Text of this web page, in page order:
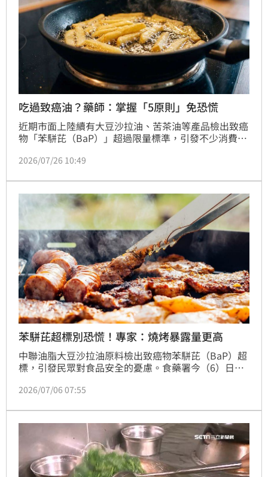
吃過致癌油？藥師：掌握「5原則」免恐慌
近期市面上陸續有大豆沙拉油、苦茶油等產品檢出致癌
物「苯駢芘（BaP）」超過限量標準，引發不少消費者
示，購買到違規油品固然應立即停用並退換貨，但民眾
苯駢芘進入人體後不會長期囤積，數日內便會隨生理機
制自然代謝，真正的致癌風險來自於「長時間且反覆暴
露」，只要維持正常飲食與多喝水，即可降低危害。
2026/07/26 10:49
苯駢芘超標別恐慌！專家：燒烤暴露量更高
中聯油脂大豆沙拉油原料檢出致癌物苯駢芘（BaP）超
標，引發民眾對食品安全的憂慮。食藥署今（6）日召
公共衛生專家分析健康風險。專家指出，此次涉案油品
中的燒烤、吸菸等行為，接觸苯駢芘的劑量可能更高，
呼籲民眾不必過度恐慌。(記者唐家興)
2026/07/06 07:55